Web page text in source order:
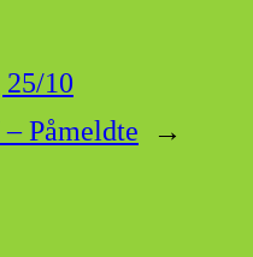
25/10
Påmeldte →